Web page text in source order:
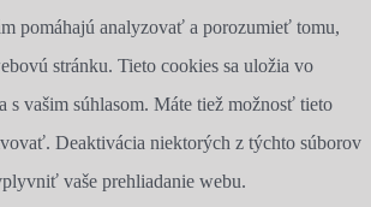
pomáhajú analyzovať a porozumieť tomu,
stránku. Tieto cookies sa uložia vo
s vašim súhlasom. Máte tiež možnosť tieto
Deaktivácia niektorých z týchto súborov
vaše prehliadanie webu.